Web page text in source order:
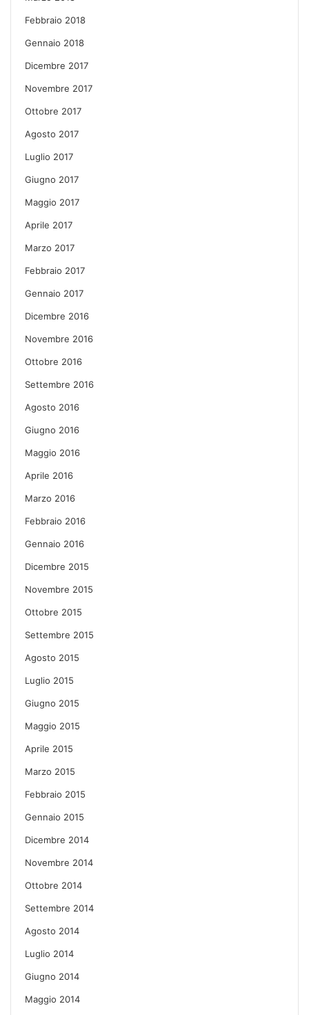
Febbraio 2018
Gennaio 2018
Dicembre 2017
Novembre 2017
Ottobre 2017
Agosto 2017
Luglio 2017
Giugno 2017
Maggio 2017
Aprile 2017
Marzo 2017
Febbraio 2017
Gennaio 2017
Dicembre 2016
Novembre 2016
Ottobre 2016
Settembre 2016
Agosto 2016
Giugno 2016
Maggio 2016
Aprile 2016
Marzo 2016
Febbraio 2016
Gennaio 2016
Dicembre 2015
Novembre 2015
Ottobre 2015
Settembre 2015
Agosto 2015
Luglio 2015
Giugno 2015
Maggio 2015
Aprile 2015
Marzo 2015
Febbraio 2015
Gennaio 2015
Dicembre 2014
Novembre 2014
Ottobre 2014
Settembre 2014
Agosto 2014
Luglio 2014
Giugno 2014
Maggio 2014